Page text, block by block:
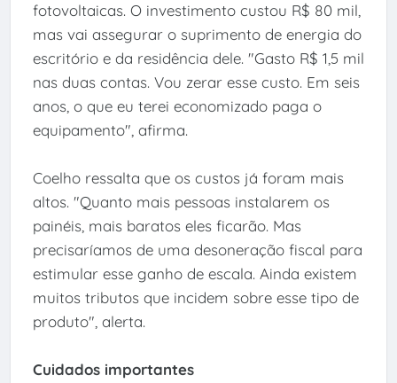
fotovoltaicas. O investimento custou R$ 80 mil,
mas vai assegurar o suprimento de energia do
escritório e da residência dele. "Gasto R$ 1,5 mil
nas duas contas. Vou zerar esse custo. Em seis
anos, o que eu terei economizado paga o
equipamento", afirma.
Coelho ressalta que os custos já foram mais
altos. "Quanto mais pessoas instalarem os
painéis, mais baratos eles ficarão. Mas
precisaríamos de uma desoneração fiscal para
estimular esse ganho de escala. Ainda existem
muitos tributos que incidem sobre esse tipo de
produto", alerta.
Cuidados importantes